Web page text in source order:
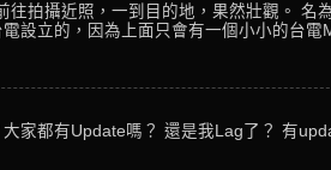
拍攝近照，一到目的地，果然壯觀。 名
設立的，因為上面只會有一個小小的台電
家都有Update嗎？ 還是我Lag了？ 有